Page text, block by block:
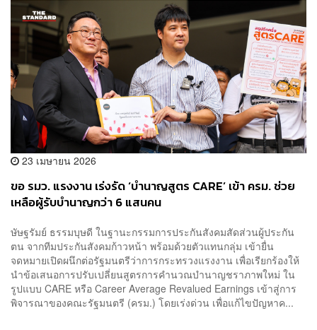
23 เมษายน 2026
ขอ รมว. แรงงาน เร่งรัด ‘บำนาญสูตร CARE’ เข้า ครม. ช่วย
เหลือผู้รับบำนาญกว่า 6 แสนคน
ษัษฐรัมย์ ธรรมบุษดี ในฐานะกรรมการประกันสังคมสัดส่วนผู้ประกัน
ตน จากทีมประกันสังคมก้าวหน้า พร้อมด้วยตัวแทนกลุ่ม เข้ายื่น
จดหมายเปิดผนึกต่อรัฐมนตรีว่าการกระทรวงแรงงาน เพื่อเรียกร้องให้
นำข้อเสนอการปรับเปลี่ยนสูตรการคำนวณบำนาญชราภาพใหม่ ใน
รูปแบบ CARE หรือ Career Average Revalued Earnings เข้าสู่การ
พิจารณาของคณะรัฐมนตรี (ครม.) โดยเร่งด่วน เพื่อแก้ไขปัญหาค...